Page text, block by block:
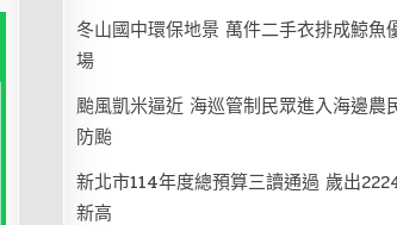
冬山國中環保地景 萬件二手衣排成鯨魚
場
颱風凱米逼近 海巡管制民眾進入海邊農
防颱
新北市114年度總預算三讀通過 歲出
新高